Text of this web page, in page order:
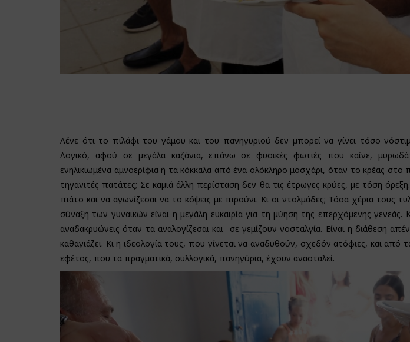
Λένε ότι το πιλάφι του γάμου και του πανηγυριού δεν μπορεί να γίνει τόσο
Λογικό, αφού σε μεγάλα καζάνια, επάνω σε φυσικές φωτιές που καίνε,
ενηλικιωμένα αμνοερίφια ή τα κόκκαλα από ένα ολόκληρο μοσχάρι, όταν το κρέας στο
τηγανιτές πατάτες; Σε καμιά άλλη περίσταση δεν θα τις έτρωγες κρύες, με τόση
πιάτο και να αγωνίζεσαι να το κόψεις με πιρούνι. Κι οι ντολμάδες; Τόσα χέρια τους
σύναξη των γυναικών είναι η μεγάλη ευκαιρία για τη μύηση της επερχόμενης
αναδακρυώνεις όταν τα αναλογίζεσαι και σε γεμίζουν νοσταλγία. Είναι η διάθεση
καθαγιάζει. Κι η ιδεολογία τους, που γίνεται να αναδυθούν, σχεδόν ατόφιες, και από
εφέτος, που τα πραγματικά, συλλογικά, πανηγύρια, έχουν ανασταλεί.